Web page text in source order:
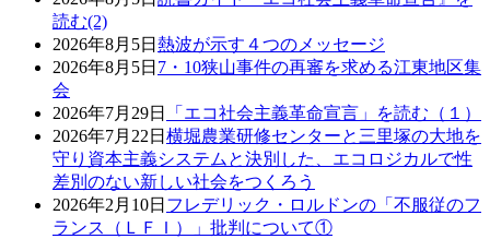
読む(2)
2026年8月5日 熱波が示す４つのメッセージ
2026年8月5日 7・10狭山事件の再審を求める江東地区集
会
2026年7月29日
「エコ社会主義革命宣言」を読む（１）
2026年7月22日 横堀農業研修センターと三里塚の大地を
守り資本主義システムと決別した、エコロジカルで性
差別のない新しい社会をつくろう
2026年2月10日 フレデリック・ロルドンの「不服従のフ
ランス（ＬＦＩ）」批判について①